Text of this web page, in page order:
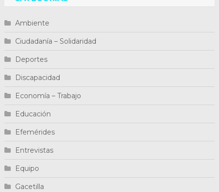
Ambiente
Ciudadanía – Solidaridad
Deportes
Discapacidad
Economía – Trabajo
Educación
Efemérides
Entrevistas
Equipo
Gacetilla